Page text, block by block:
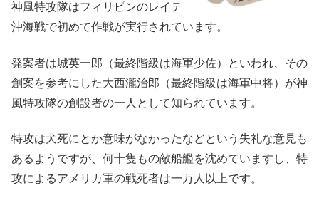
神風特攻隊はフィリピンのレイテ
沖海戦で初めて作戦が実行されています。
発案者は城英一郎（最終階級は海軍少佐）といわれ、その
創案を参考にした大西瀧治郎（最終階級は海軍中将）が神
風特攻隊の創設者の一人として知られています。
特攻は犬死にとか意味がなかったなどという失礼な意見も
あるようですが、何十隻もの敵船艦を沈めていますし、特
攻によるアメリカ軍の戦死者は一万人以上です。